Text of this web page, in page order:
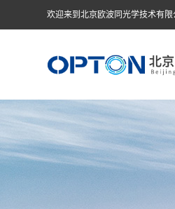
欢迎来到北京欧波同光学技术有限